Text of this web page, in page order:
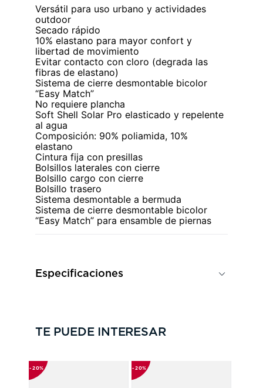
Versátil para uso urbano y actividades
outdoor
Secado rápido
10% elastano para mayor confort y
libertad de movimiento
Evitar contacto con cloro (degrada las
fibras de elastano)
Sistema de cierre desmontable bicolor
“Easy Match”
No requiere plancha
Soft Shell Solar Pro elasticado y repelente
al agua
Composición: 90% poliamida, 10%
elastano
Cintura fija con presillas
Bolsillos laterales con cierre
Bolsillo cargo con cierre
Bolsillo trasero
Sistema desmontable a bermuda
Sistema de cierre desmontable bicolor
“Easy Match” para ensamble de piernas
Especificaciones
Actividad
Genero
Trekking
Mujer
TE PUEDE INTERESAR
20% 20%